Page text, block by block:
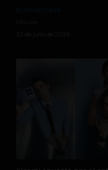
22 de julio de 2026